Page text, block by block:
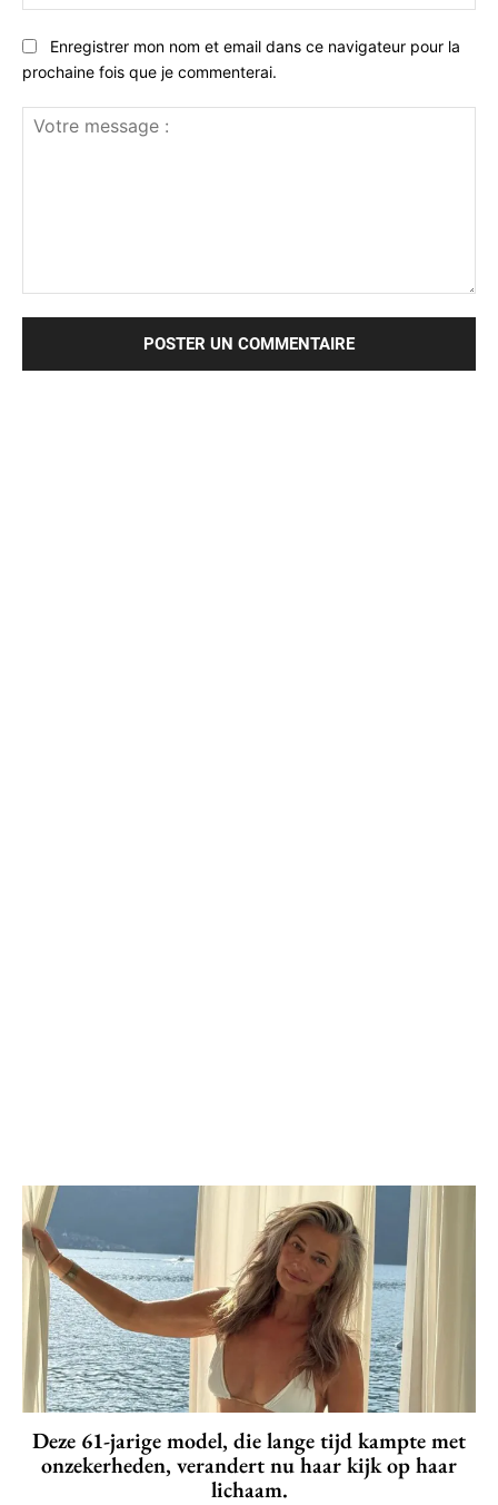
:*
Enregistrer mon nom et email dans ce navigateur pour la
prochaine fois que je commenterai.
Deze 61-jarige model, die lange tijd kampte met
onzekerheden, verandert nu haar kijk op haar
lichaam.